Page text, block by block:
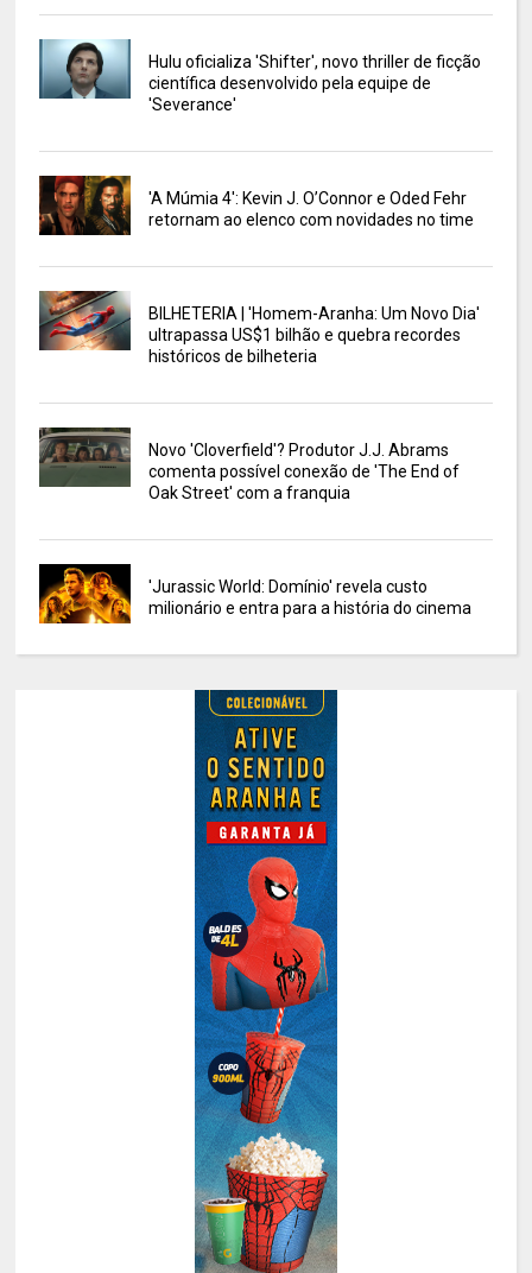
Hulu oficializa 'Shifter', novo thriller de ficção
científica desenvolvido pela equipe de
'Severance'
'A Múmia 4': Kevin J. O’Connor e Oded Fehr
retornam ao elenco com novidades no time
BILHETERIA | 'Homem-Aranha: Um Novo Dia'
ultrapassa US$1 bilhão e quebra recordes
históricos de bilheteria
Novo 'Cloverfield'? Produtor J.J. Abrams
comenta possível conexão de 'The End of
Oak Street' com a franquia
'Jurassic World: Domínio' revela custo
milionário e entra para a história do cinema